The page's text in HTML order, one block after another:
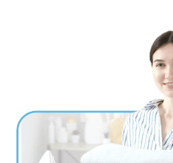
Jardinage
Petits travaux de bricolage